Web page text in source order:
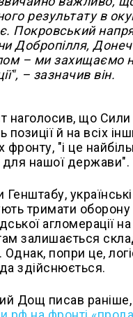
результату в
Покровський
Добропілля,
– ми захищаємо
– зазначив він.
наголосив, що
позиції й на всіх
фронту, "і це
для нашої держави".
українські
тримати
агломерації
залишається
попри це,
здійснюється.
Дощ писав